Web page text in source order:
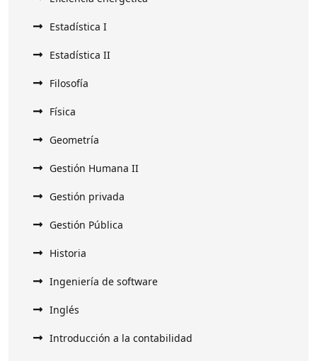
Estadística I
Estadística II
Filosofía
Física
Geometría
Gestión Humana II
Gestión privada
Gestión Pública
Historia
Ingeniería de software
Inglés
Introducción a la contabilidad